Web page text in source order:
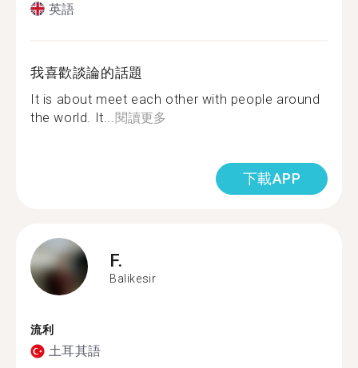
英語
我喜歡談論的話題
It is about meet each other with people around
the world. It... 閱讀更多
下載APP
F.
Balikesir
流利
土耳其語